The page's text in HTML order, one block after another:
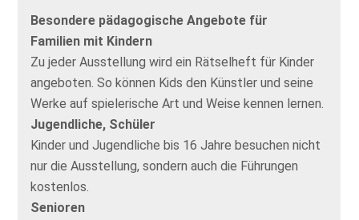
Besondere pädagogische Angebote für
Familien mit Kindern
Zu jeder Ausstellung wird ein Rätselheft für Kinder
angeboten. So können Kids den Künstler und seine
Werke auf spielerische Art und Weise kennen lernen.
Jugendliche, Schüler
Kinder und Jugendliche bis 16 Jahre besuchen nicht
nur die Ausstellung, sondern auch die Führungen
kostenlos.
Senioren